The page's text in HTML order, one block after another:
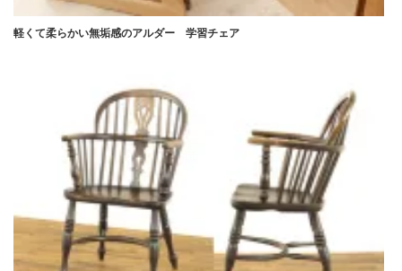
軽くて柔らかい無垢感のアルダー 学習チェア